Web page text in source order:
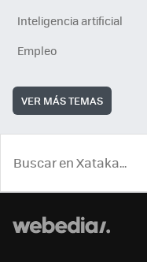
Inteligencia artificial
Empleo
VER MÁS TEMAS